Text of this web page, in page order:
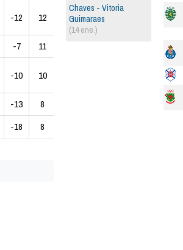
-12 12
-7 11
-10 10
-13
8
-18 8
Chaves - Vitoria
Guimaraes
(14 ene.)